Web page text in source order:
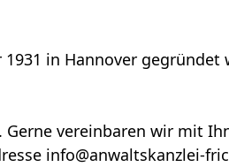
in Hannover gegründet
vereinbaren wir mit
info@anwaltskanzlei-